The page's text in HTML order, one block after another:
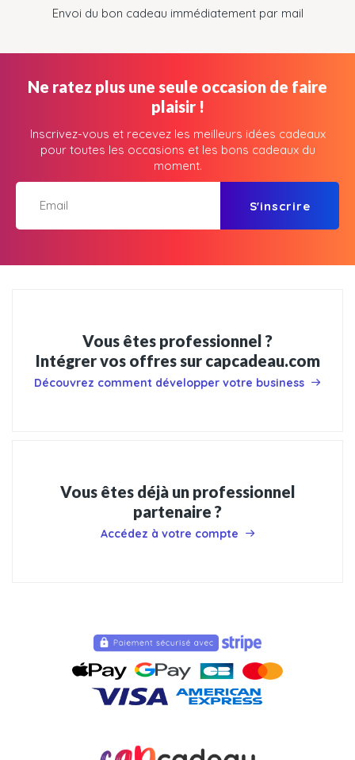
Envoi du bon cadeau immédiatement par mail
Ne ratez plus une seule occasion de faire
plaisir !
Inscrivez-vous et recevez les meilleurs idées cadeaux
pour toutes les occasions et les bons cadeaux du
moment.
S'inscrire
Vous êtes professionnel ?
Intégrer vos offres sur capcadeau.com
Découvrez comment développer votre business
Vous êtes déjà un professionnel
partenaire ?
Accédez à votre compte